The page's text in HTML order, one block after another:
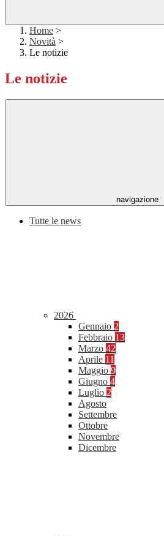
Home >
Novità >
Le notizie
Le notizie
navigazione
Tutte le news
2026
Gennaio 2
Febbraio 13
Marzo 42
Aprile 11
Maggio 9
Giugno 4
Luglio 2
Agosto
Settembre
Ottobre
Novembre
Dicembre